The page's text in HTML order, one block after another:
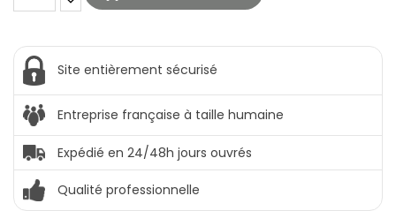
Site entièrement sécurisé
Entreprise française à taille humaine
Expédié en 24/48h jours ouvrés
Qualité professionnelle